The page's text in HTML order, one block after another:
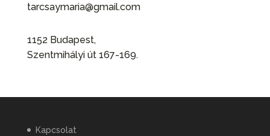
tarcsaymaria@gmail.com
1152 Budapest,
Szentmihályi út 167-169.
Kapcsolat